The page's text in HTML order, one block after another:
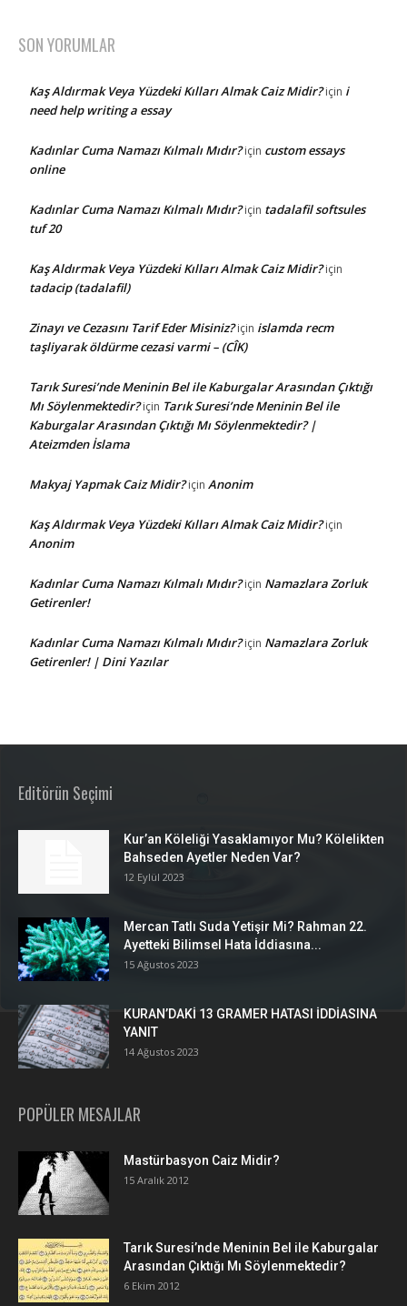
SON YORUMLAR
Kaş Aldırmak Veya Yüzdeki Kılları Almak Caiz Midir?için i
need help writing a essay
Kadınlar Cuma Namazı Kılmalı Mıdır?için custom essays
online
Kadınlar Cuma Namazı Kılmalı Mıdır?için tadalafil softsules
tuf 20
Kaş Aldırmak Veya Yüzdeki Kılları Almak Caiz Midir?için
tadacip (tadalafil)
Zinayı ve Cezasını Tarif Eder Misiniz?için islamda recm
taşliyarak öldürme cezasi varmi – (CÎK)
Tarık Suresi’nde Meninin Bel ile Kaburgalar Arasından Çıktığı
Mı Söylenmektedir?için Tarık Suresi’nde Meninin Bel ile
Kaburgalar Arasından Çıktığı Mı Söylenmektedir? |
Ateizmden İslama
Makyaj Yapmak Caiz Midir?için Anonim
Kaş Aldırmak Veya Yüzdeki Kılları Almak Caiz Midir?için
Anonim
Kadınlar Cuma Namazı Kılmalı Mıdır?için Namazlara Zorluk
Getirenler!
Kadınlar Cuma Namazı Kılmalı Mıdır?için Namazlara Zorluk
Getirenler! | Dini Yazılar
Editörün Seçimi
Kur’an Köleliği Yasaklamıyor Mu? Kölelikten
Bahseden Ayetler Neden Var?
12 Eylül 2023
Mercan Tatlı Suda Yetişir Mi? Rahman 22.
Ayetteki Bilimsel Hata İddiasına...
15 Ağustos 2023
KURAN’DAKİ 13 GRAMER HATASI İDDİASINA
YANIT
14 Ağustos 2023
POPÜLER MESAJLAR
Mastürbasyon Caiz Midir?
15 Aralık 2012
Tarık Suresi’nde Meninin Bel ile Kaburgalar
Arasından Çıktığı Mı Söylenmektedir?
6 Ekim 2012